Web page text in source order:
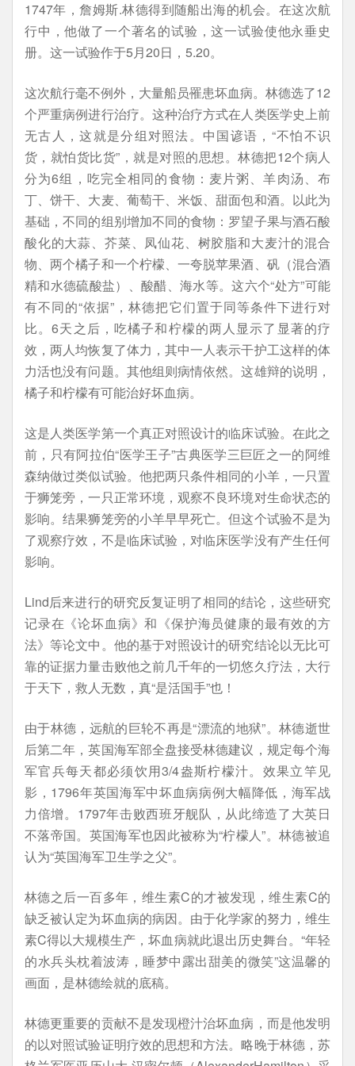
1747年，詹姆斯.林德得到随船出海的机会。在这次航
行中，他做了一个著名的试验，这一试验使他永垂史
册。这一试验作于5月20日，5.20。
这次航行毫不例外，大量船员罹患坏血病。林德选了12
个严重病例进行治疗。这种治疗方式在人类医学史上前
无古人，这就是分组对照法。中国谚语，“不怕不识
货，就怕货比货”，就是对照的思想。林德把12个病人
分为6组，吃完全相同的食物：麦片粥、羊肉汤、布
丁、饼干、大麦、葡萄干、米饭、甜面包和酒。以此为
基础，不同的组别增加不同的食物：罗望子果与酒石酸
酸化的大蒜、芥菜、凤仙花、树胶脂和大麦汁的混合
物、两个橘子和一个柠檬、一夸脱苹果酒、矾（混合酒
精和水德硫酸盐）、酸醋、海水等。这六个“处方”可能
有不同的“依据”，林德把它们置于同等条件下进行对
比。6天之后，吃橘子和柠檬的两人显示了显著的疗
效，两人均恢复了体力，其中一人表示干护工这样的体
力活也没有问题。其他组则病情依然。这雄辩的说明，
橘子和柠檬有可能治好坏血病。
这是人类医学第一个真正对照设计的临床试验。在此之
前，只有阿拉伯“医学王子”古典医学三巨匠之一的阿维
森纳做过类似试验。他把两只条件相同的小羊，一只置
于狮笼旁，一只正常环境，观察不良环境对生命状态的
影响。结果狮笼旁的小羊早早死亡。但这个试验不是为
了观察疗效，不是临床试验，对临床医学没有产生任何
影响。
Lind后来进行的研究反复证明了相同的结论，这些研究
记录在《论坏血病》和《保护海员健康的最有效的方
法》等论文中。他的基于对照设计的研究结论以无比可
靠的证据力量击败他之前几千年的一切悠久疗法，大行
于天下，救人无数，真“是活国手”也！
由于林德，远航的巨轮不再是“漂流的地狱”。林德逝世
后第二年，英国海军部全盘接受林德建议，规定每个海
军官兵每天都必须饮用3/4盎斯柠檬汁。效果立竿见
影，1796年英国海军中坏血病病例大幅降低，海军战
力倍增。1797年击败西班牙舰队，从此缔造了大英日
不落帝国。英国海军也因此被称为“柠檬人”。林德被追
认为“英国海军卫生学之父”。
林德之后一百多年，维生素C的才被发现，维生素C的
缺乏被认定为坏血病的病因。由于化学家的努力，维生
素C得以大规模生产，坏血病就此退出历史舞台。“年轻
的水兵头枕着波涛，睡梦中露出甜美的微笑”这温馨的
画面，是林德绘就的底稿。
林德更重要的贡献不是发现橙汁治坏血病，而是他发明
的以对照试验证明疗效的思想和方法。略晚于林德，苏